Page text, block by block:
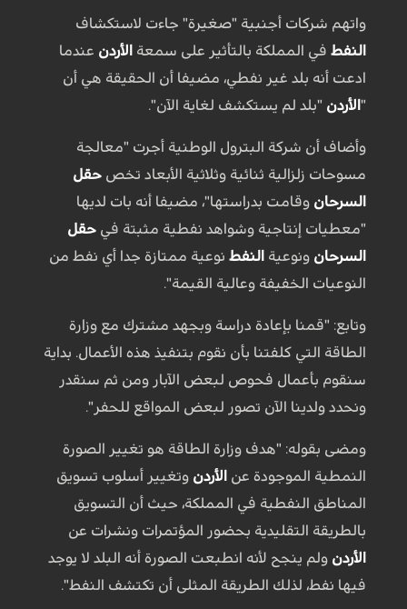
واتهم شركات أجنبية "صغيرة" جاءت لاستكشاف
النفطفي المملكة بالتأثير على سمعة الأردن عندما
ادعت أنه بلد غير نفطي، مضيفا أن الحقيقة هي أن
"الأردن "بلد لم يستكشف لغاية الآن".
وأضاف أن شركة البترول الوطنية أجرت "معالجة
مسوحات زلزالية ثنائية وثلاثية الأبعاد تخص حقل
السرحان وقامت بدراستها"، مضيفا أنه بات لديها
"معطيات إنتاجية وشواهد نفطية مثبتة في حقل
السرحان ونوعية النفطنوعية ممتازة جدا أي نفط من
النوعيات الخفيفة وعالية القيمة".
وتابع: "قمنا بإعادة دراسة وبجهد مشترك مع وزارة
الطاقة التي كلفتنا بأن نقوم بتنفيذ هذه الأعمال. بداية
سنقوم بأعمال فحوص لبعض الآبار ومن ثم سنقدر
ونحدد ولدينا الآن تصور لبعض المواقع للحفر".
ومضى بقوله: "هدف وزارة الطاقة هو تغيير الصورة
النمطية الموجودة عن
الأردن وتغيير أسلوب تسويق
المناطق النفطية في المملكة، حيث أن التسويق
بالطريقة التقليدية بحضور المؤتمرات ونشرات عن
الأردن ولم ينجح لأنه انطبعت الصورة أنه البلد لا يوجد
فيها نفط، لذلك الطريقة المثلى أن تكتشف النفط".